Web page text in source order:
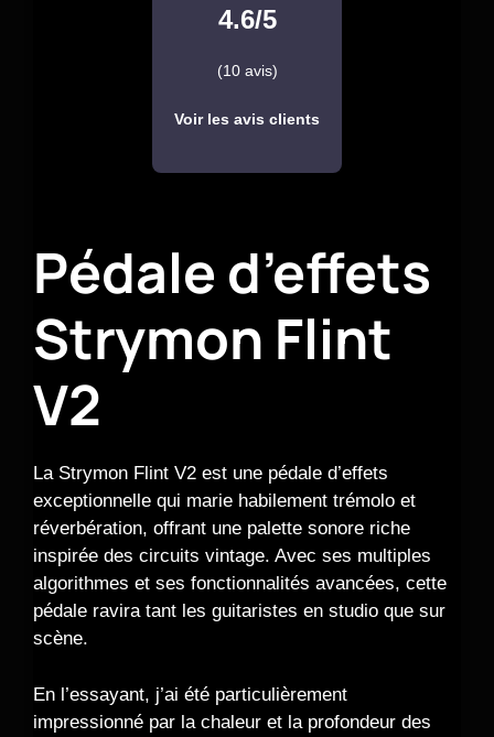
4.6/5
(10 avis)
Voir les avis clients
Pédale d’effets
Strymon Flint
V2
La Strymon Flint V2 est une pédale d’effets
exceptionnelle qui marie habilement trémolo et
réverbération, offrant une palette sonore riche
inspirée des circuits vintage. Avec ses multiples
algorithmes et ses fonctionnalités avancées, cette
pédale ravira tant les guitaristes en studio que sur
scène.
En l’essayant, j’ai été particulièrement
impressionné par la chaleur et la profondeur des